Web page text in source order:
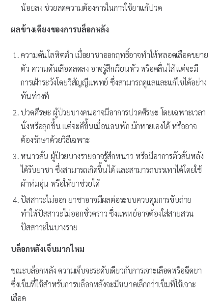
น้อยลง ช่วยลดความต้องการในการใช้ยาแก้ปวด
ผลข้างเคียงของการบล็อกหลัง
ความดันโลหิตต่ำ เมื่อยาชาออกฤทธิ์อาจทำให้หลอดเลือดขยาย
ตัว ความดันเลือดลดลง อาจรู้สึกเวียนหัว หรือคลื่นไส้ แต่จะมี
การเฝ้าระวังโดยวิสัญญีแพทย์ ซึ่งสามารถดูแลและแก้ไขได้อย่าง
ทันท่วงที
ปวดศีรษะ ผู้ป่วยบางคนอาจมีอาการปวดศีรษะ โดยเฉพาะเวลา
นั่งหรือลุกขึ้น แต่จะดีขึ้นเมื่อนอนพัก มักหายเองได้ หรืออาจ
ต้องรักษาด้วยวิธีเฉพาะ
หนาวสั่น ผู้ป่วยบางรายอาจรู้สึกหนาว หรือมีอาการตัวสั่นหลัง
ได้รับยาชา ซึ่งสามารถเกิดขึ้นได้ และสามารถบรรเทาได้โดยใช้
ผ้าห่มอุ่น หรือให้ยาช่วยได้
ปัสสาวะไม่ออก ยาชาอาจมีผลต่อระบบควบคุมการขับถ่าย
ทำให้ปัสสาวะไม่ออกชั่วคราว ซึ่งแพทย์อาจต้องใส่สายสวน
ปัสสาวะในบางราย
บล็อกหลังเจ็บมากไหม
ขณะบล็อกหลัง ความเจ็บจะระดับเดียวกับการเจาะเลือดหรือฉีดยา
ซึ่งเข็มที่ใช้สำหรับการบล็อกหลังจะมีขนาดเล็กกว่าเข็มที่ใช้เจาะ
เลือด